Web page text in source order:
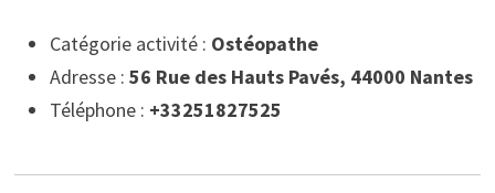
Catégorie activité : Ostéopathe
Adresse : 56 Rue des Hauts Pavés, 44000 Nantes
Téléphone : +33251827525